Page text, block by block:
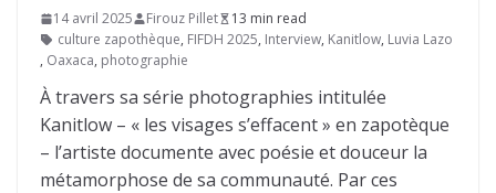
14 avril 2025 Firouz Pillet
13 min read
culture zapothèque, FIFDH 2025, Interview, Kanitlow, Luvia Lazo
, Oaxaca, photographie
À travers sa série photographies intitulée
Kanitlow – « les visages s’effacent » en zapotèque
– l’artiste documente avec poésie et douceur la
métamorphose de sa communauté. Par ces